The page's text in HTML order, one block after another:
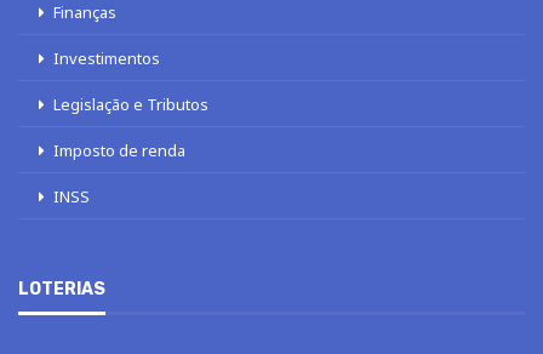
Finanças
Investimentos
Legislação e Tributos
Imposto de renda
INSS
LOTERIAS